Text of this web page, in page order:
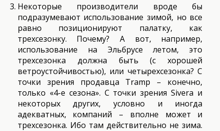
Некоторые производители вроде бы
подразумевают использование зимой, но все
равно позиционируют палатку, как
трехсезонку. Почему? А вот, например,
использование на Эльбрусе летом, это
трехсезонка должна быть (с хорошей
ветроустойчивостью), или четырехсезонка? С
точки зрения продавца Tramp – конечно,
только «4-е сезона». С точки зрения Sivera и
некоторых других, условно и иногда
адекватных, компаний – вполне может и
трехсезонка. Ибо там действительно не зима.